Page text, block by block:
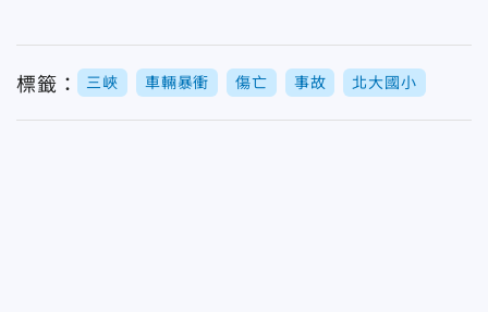
標籤： 三峽 車輛暴衝 傷亡 事故 北大國小